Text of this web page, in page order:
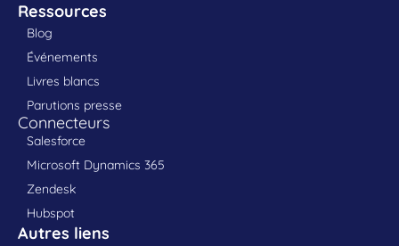
Ressources
Blog
Événements
Livres blancs
Parutions presse
Connecteurs
Salesforce
Microsoft Dynamics 365
Zendesk
Hubspot
Autres liens